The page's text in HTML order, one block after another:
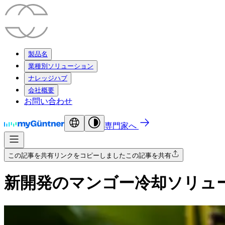
製品名
業種別ソリューション
ナレッジハブ
会社概要
お問い合わせ
専門家へ
この記事を共有 リンクをコピーしましたこの記事を共有
新開発のマンゴー冷却ソリュ